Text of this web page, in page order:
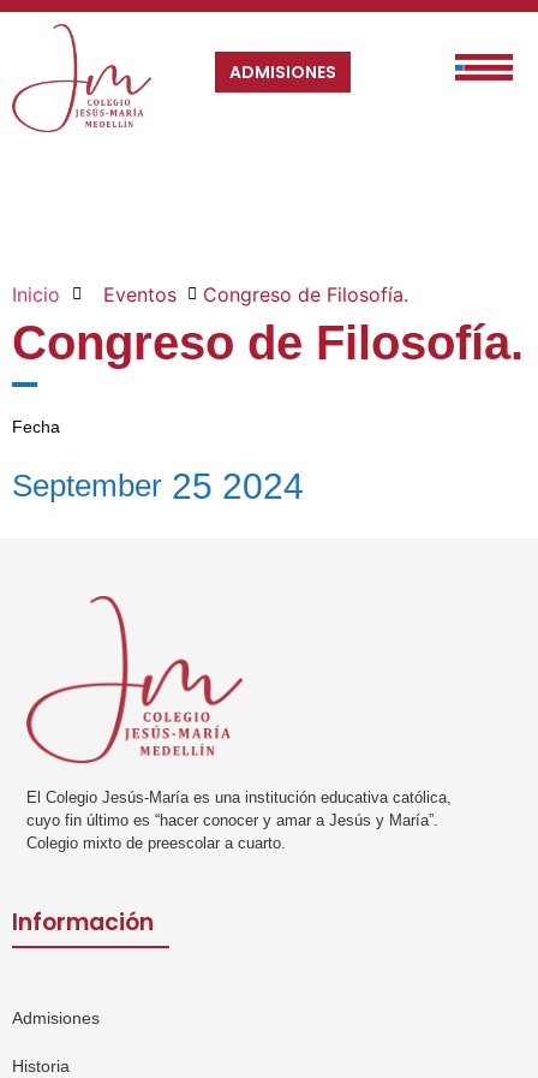
ADMISIONES
Inicio Eventos Congreso de Filosofía.
Congreso de Filosofía.
Fecha
September 25 2024
El Colegio Jesús-María es una institución educativa católica,
cuyo fin último es “hacer conocer y amar a Jesús y María”.
Colegio mixto de preescolar a cuarto.
Información
Admisiones
Historia